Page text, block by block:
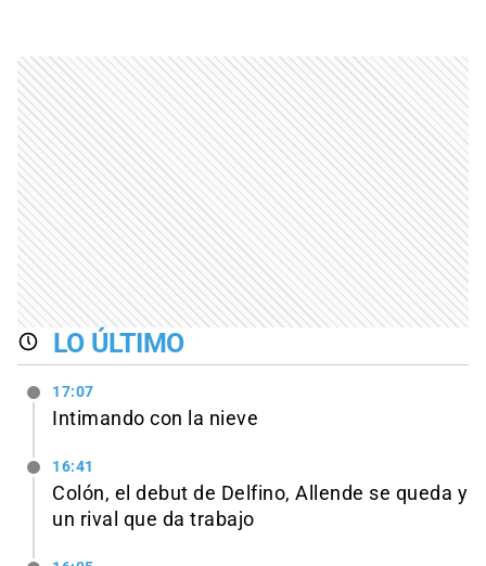
LO ÚLTIMO
17:07
Intimando con la nieve
16:41
Colón, el debut de Delfino, Allende se queda y
un rival que da trabajo